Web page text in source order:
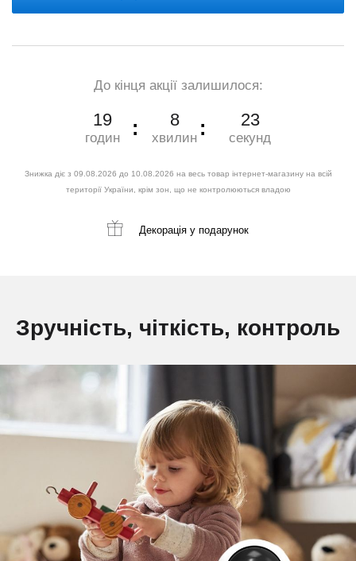
До кінця акції залишилося:
19
годин
8
хвилин
22
секунд
Знижка діє з 09.08.2026 до 10.08.2026 на весь товар інтернет-магазину на всій
території України, крім зон, що не контролюються владою
Декорація у подарунок
Зручність, чіткість, контроль